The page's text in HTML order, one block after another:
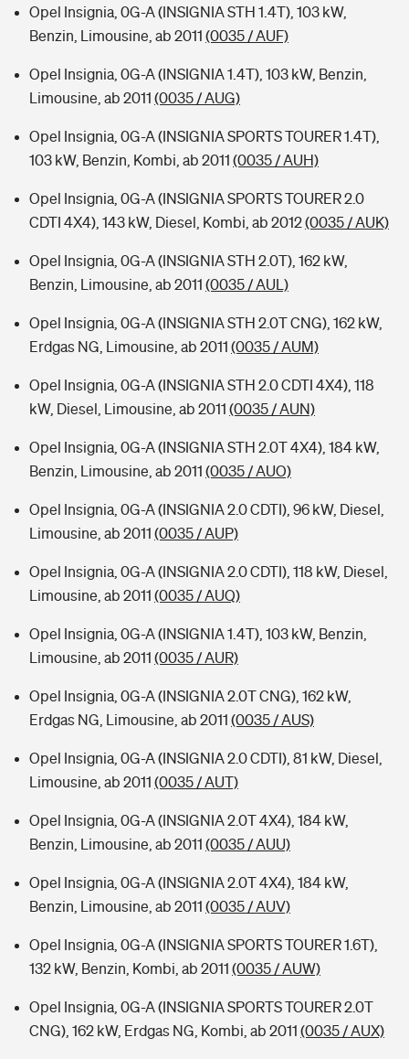
Opel Insignia, 0G-A (INSIGNIA STH 1.4T), 103 kW,
Benzin, Limousine, ab 2011 (0035 / AUF)
Opel Insignia, 0G-A (INSIGNIA 1.4T), 103 kW, Benzin,
Limousine, ab 2011 (0035 / AUG)
Opel Insignia, 0G-A (INSIGNIA SPORTS TOURER 1.4T),
103 kW, Benzin, Kombi, ab 2011 (0035 / AUH)
Opel Insignia, 0G-A (INSIGNIA SPORTS TOURER 2.0
CDTI 4X4), 143 kW, Diesel, Kombi, ab 2012(0035 / AUK)
Opel Insignia, 0G-A (INSIGNIA STH 2.0T), 162 kW,
Benzin, Limousine, ab 2011 (0035 / AUL)
Opel Insignia, 0G-A (INSIGNIA STH 2.0T CNG), 162 kW,
Erdgas NG, Limousine, ab 2011 (0035 / AUM)
Opel Insignia, 0G-A (INSIGNIA STH 2.0 CDTI 4X4), 118
kW, Diesel, Limousine, ab 2011 (0035 / AUN)
Opel Insignia, 0G-A (INSIGNIA STH 2.0T 4X4), 184 kW,
Benzin, Limousine, ab 2011 (0035 / AUO)
Opel Insignia, 0G-A (INSIGNIA 2.0 CDTI), 96 kW, Diesel,
Limousine, ab 2011 (0035 / AUP)
Opel Insignia, 0G-A (INSIGNIA 2.0 CDTI), 118 kW, Diesel,
Limousine, ab 2011 (0035 / AUQ)
Opel Insignia, 0G-A (INSIGNIA 1.4T), 103 kW, Benzin,
Limousine, ab 2011 (0035 / AUR)
Opel Insignia, 0G-A (INSIGNIA 2.0T CNG), 162 kW,
Erdgas NG, Limousine, ab 2011 (0035 / AUS)
Opel Insignia, 0G-A (INSIGNIA 2.0 CDTI), 81 kW, Diesel,
Limousine, ab 2011 (0035 / AUT)
Opel Insignia, 0G-A (INSIGNIA 2.0T 4X4), 184 kW,
Benzin, Limousine, ab 2011 (0035 / AUU)
Opel Insignia, 0G-A (INSIGNIA 2.0T 4X4), 184 kW,
Benzin, Limousine, ab 2011 (0035 / AUV)
Opel Insignia, 0G-A (INSIGNIA SPORTS TOURER 1.6T),
132 kW, Benzin, Kombi, ab 2011 (0035 / AUW)
Opel Insignia, 0G-A (INSIGNIA SPORTS TOURER 2.0T
CNG), 162 kW, Erdgas NG, Kombi, ab 2011 (0035 / AUX)